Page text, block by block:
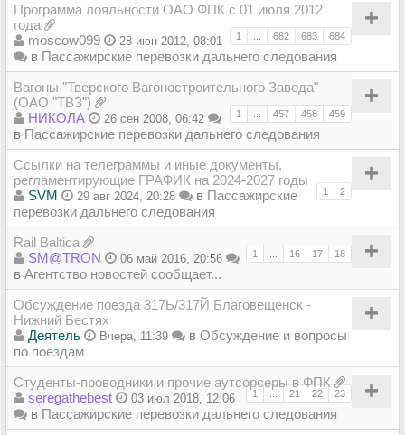
Программа лояльности ОАО ФПК с 01 июля 2012
года
1 682 683 684
moscow099 28 июн 2012, 08:01
в Пассажирские перевозки дальнего следования
Вагоны "Тверского Вагоностроительного Завода"
(ОАО "ТВЗ")
1 457 458 459
НИКОЛА 26 сен 2008, 06:42
в Пассажирские перевозки дальнего следования
Ссылки на телеграммы и иные документы,
регламентирующие ГРАФИК на 2024-2027 годы
1 2
SVM 29 авг 2024, 20:28 в Пассажирские
перевозки дальнего следования
Rail Baltica
1 16 17 18
SM@TRON 06 май 2016, 20:56
в Агентство новостей сообщает...
Обсуждение поезда 317Ь/317Й Благовещенск -
Нижний Бестях
Деятель
Вчера, 11:39 в Обсуждение и вопросы
по поездам
Студенты-проводники и прочие аутсорсеры в ФПК
1 ... 21 22 23
seregathebest 03 июл 2018, 12:06
в Пассажирские перевозки дальнего следования